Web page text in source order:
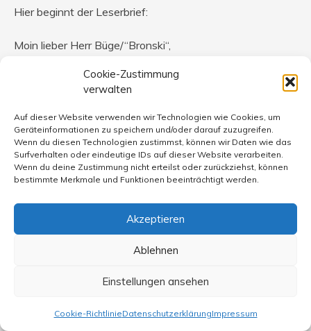
Cookie-Zustimmung
verwalten
Auf dieser Website verwenden wir Technologien wie Cookies, um
Geräteinformationen zu speichern und/oder darauf zuzugreifen.
Wenn du diesen Technologien zustimmst, können wir Daten wie das
Surfverhalten oder eindeutige IDs auf dieser Website verarbeiten.
Wenn du deine Zustimmung nicht erteilst oder zurückziehst, können
bestimmte Merkmale und Funktionen beeinträchtigt werden.
Akzeptieren
Ablehnen
Einstellungen ansehen
Cookie-RichtlinieDatenschutzerklärungImpressum
Hier beginnt der Leserbrief:
Moin lieber Herr Büge/“Bronski“,
„wenn Fehler erkannt werden, dann müssen sie korrigiert
werden“, urteilt
messerscharf der SPD-Kanzlerkandidat zum Agenda
2010-Debakel. Lange habe
Wolfgang Fladung sagt:
1. März 2017 um 21:23 Uhr
Ich muß und möchte noch eine Ergänzung machen.
BR3 fiel mir beim Anhören der Argumente von Frau
Standpunktes und vor allem der persönlichen Situation